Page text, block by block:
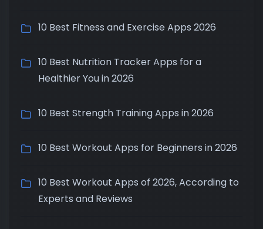
10 Best Fitness and Exercise Apps 2026
10 Best Nutrition Tracker Apps for a
Healthier You in 2026
10 Best Strength Training Apps in 2026
10 Best Workout Apps for Beginners in 2026
10 Best Workout Apps of 2026, According to
Experts and Reviews